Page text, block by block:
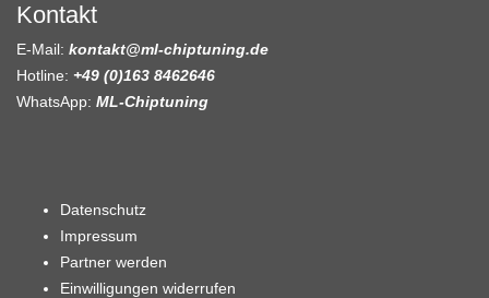
Kontakt
E-Mail: kontakt@ml-chiptuning.de
Hotline: +49 (0)163 8462646
WhatsApp: ML-Chiptuning
Datenschutz
Impressum
Partner werden
Einwilligungen widerrufen